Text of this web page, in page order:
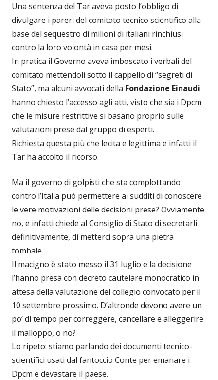
Una sentenza del Tar aveva posto l’obbligo di
divulgare i pareri del comitato tecnico scientifico alla
base del sequestro di milioni di italiani rinchiusi
contro la loro volontà in casa per mesi.
In pratica il Governo aveva imboscato i verbali del
comitato mettendoli sotto il cappello di “segreti di
Stato”, ma alcuni avvocati della Fondazione Einaudi
hanno chiesto l’accesso agli atti, visto che sia i Dpcm
che le misure restrittive si basano proprio sulle
valutazioni prese dal gruppo di esperti.
Richiesta questa più che lecita e legittima e infatti il
Tar ha accolto il ricorso.
Ma il governo di golpisti che sta complottando
contro l’Italia può permettere ai sudditi di conoscere
le vere motivazioni delle decisioni prese? Ovviamente
no, e infatti chiede al Consiglio di Stato di secretarli
definitivamente, di metterci sopra una pietra
tombale.
Il macigno è stato messo il 31 luglio e la decisione
l’hanno presa con decreto cautelare monocratico in
attesa della valutazione del collegio convocato per il
10 settembre prossimo. D’altronde devono avere un
po’ di tempo per correggere, cancellare e alleggerire
il malloppo, o no?
Lo ripeto: stiamo parlando dei documenti tecnico-
scientifici usati dal fantoccio Conte per emanare i
Dpcm e devastare il paese.